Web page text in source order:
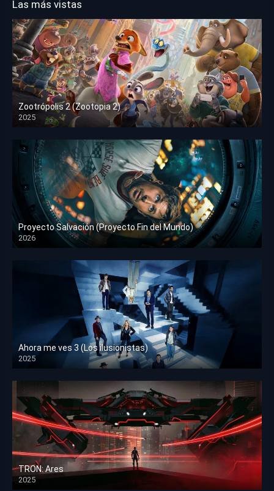
Las más vistas
Zootrópolis 2 (Zootopia 2)
2025
HD 1080p
Proyecto Salvación (Proyecto Fin del Mundo)
2026
HD 1080p
Ahora me ves 3 (Los ilusionistas)
2025
HD 1080p
TRON: Ares
2025
HD 1080p